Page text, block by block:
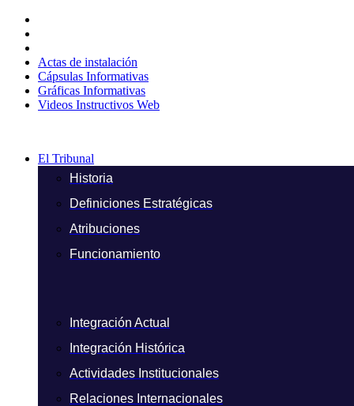
contenido
Actas de instalación
Cápsulas Informativas
Gráficas Informativas
Videos Instructivos Web
El Tribunal
Historia
Definiciones Estratégicas
Atribuciones
Funcionamiento
Integración Actual
Integración Histórica
Actividades Institucionales
Relaciones Internacionales